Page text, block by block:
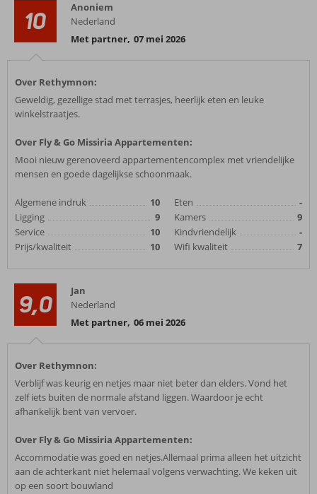
10
Anoniem
Nederland
Met partner, 07 mei 2026
Over Rethymnon:
Geweldig, gezellige stad met terrasjes, heerlijk eten en leuke
winkelstraatjes.
Over Fly & Go Missiria Appartementen:
Mooi nieuw gerenoveerd appartementencomplex met vriendelijke
mensen en goede dagelijkse schoonmaak.
Algemene indruk
10
Ligging
9
Service
10
Prijs/kwaliteit
10
Eten
-
Kamers
9
Kindvriendelijk
-
Wifi kwaliteit
7
9,0
Jan
Nederland
Met partner, 06 mei 2026
Over Rethymnon:
Verblijf was keurig en netjes maar niet beter dan elders. Vond het
zelf iets buiten de normale afstand liggen. Waardoor je echt
afhankelijk bent van vervoer.
Over Fly & Go Missiria Appartementen:
Accommodatie was goed en netjes.Allemaal prima alleen het uitzicht
aan de achterkant niet helemaal volgens verwachting. We keken uit
op een soort bouwland